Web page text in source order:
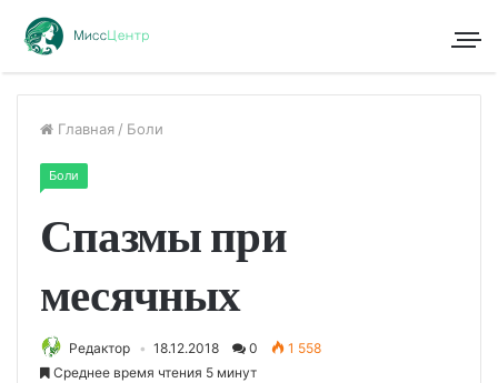
Главная / Боли
Боли
Спазмы при
месячных
Редактор 18.12.2018 0
1 558
Среднее время чтения 5 минут